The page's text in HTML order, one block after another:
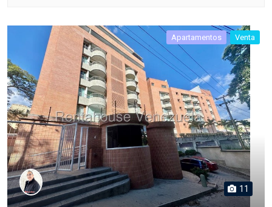
Apartamentos Venta
11